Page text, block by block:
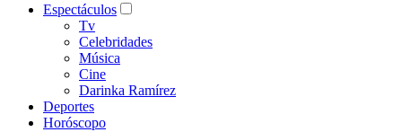
Espectáculos
Tv
Celebridades
Música
Cine
Darinka Ramírez
Deportes
Horóscopo